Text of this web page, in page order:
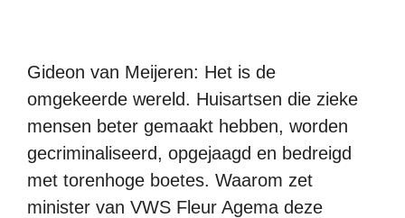
Gideon van Meijeren: Het is de
omgekeerde wereld. Huisartsen die zieke
mensen beter gemaakt hebben, worden
gecriminaliseerd, opgejaagd en bedreigd
met torenhoge boetes. Waarom zet
minister van VWS Fleur Agema deze